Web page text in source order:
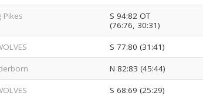
Pikes
S 94:82 OT
(76:76, 30:31)
S 77:80 (31:41)
N 82:83 (45:44)
S 68:69 (25:29)